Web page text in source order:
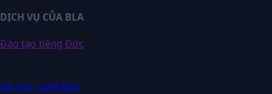
DỊCH VỤ CỦA BLA
Đào tạo tiếng Đức
Du học nghề Đức